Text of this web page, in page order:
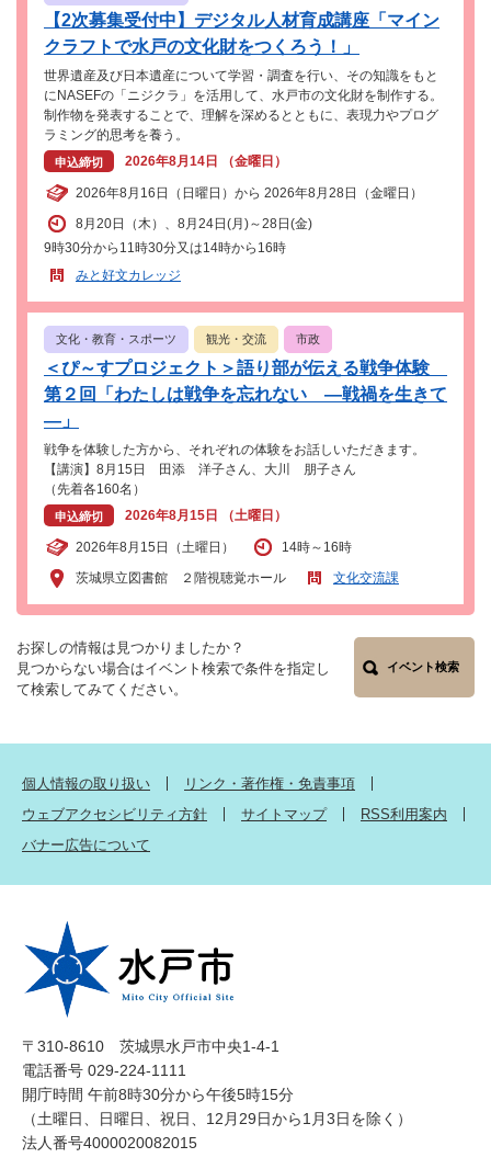
【2次募集受付中】デジタル人材育成講座「マイン
クラフトで水戸の文化財をつくろう！」
世界遺産及び日本遺産について学習・調査を行い、その知識をもと
にNASEFの「ニジクラ」を活用して、水戸市の文化財を制作する。
制作物を発表することで、理解を深めるとともに、表現力やプログ
ラミング的思考を養う。
申込締切 2026年8月14日 （金曜日）
2026年8月16日（日曜日）から 2026年8月28日（金曜日）
8月20日（木）、8月24日(月)～28日(金)
9時30分から11時30分又は14時から16時
みと好文カレッジ
文化・教育・スポーツ 観光・交流 市政
＜ぴ～すプロジェクト＞語り部が伝える戦争体験
第２回「わたしは戦争を忘れない ―戦禍を生きて
―」
戦争を体験した方から、それぞれの体験をお話しいただきます。
【講演】8月15日 田添 洋子さん、大川 朋子さん
（先着各160名）
申込締切 2026年8月15日 （土曜日）
2026年8月15日（土曜日）
14時～16時
茨城県立図書館 ２階視聴覚ホール
文化交流課
お探しの情報は見つかりましたか？
見つからない場合はイベント検索で条件を指定し
て検索してみてください。
イベント検索
個人情報の取り扱い
リンク・著作権・免責事項
ウェブアクセシビリティ方針
サイトマップ
RSS利用案内
バナー広告について
〒310-8610 茨城県水戸市中央1-4-1
電話番号 029-224-1111
開庁時間 午前8時30分から午後5時15分
（土曜日、日曜日、祝日、12月29日から1月3日を除く）
法人番号4000020082015